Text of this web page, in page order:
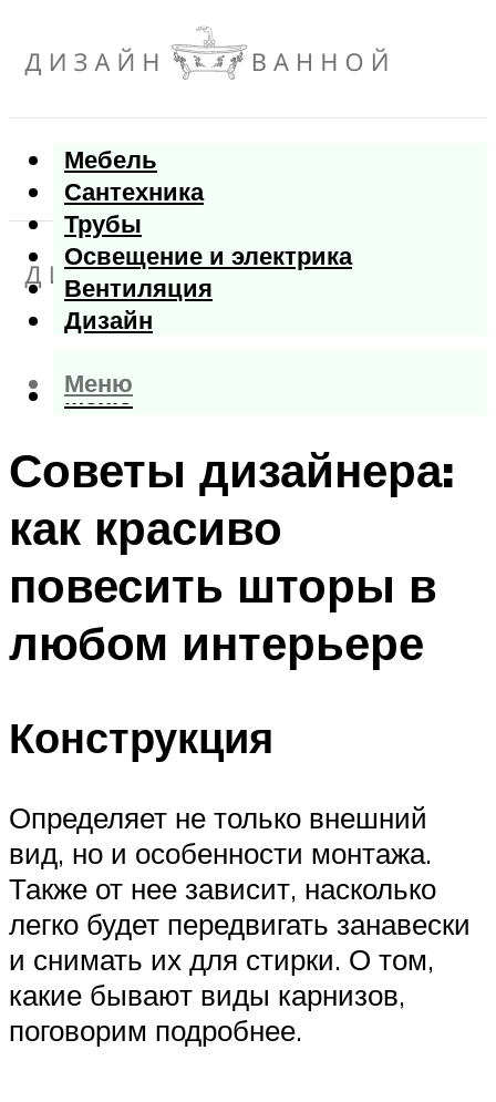
Мебель
Сантехника
Трубы
Освещение и электрика
Вентиляция
Дизайн
Меню
Меню
Советы дизайнера:
как красиво
повесить шторы в
любом интерьере
Конструкция
Определяет не только внешний
вид, но и особенности монтажа.
Также от нее зависит, насколько
легко будет передвигать занавески
и снимать их для стирки. О том,
какие бывают виды карнизов,
поговорим подробнее.